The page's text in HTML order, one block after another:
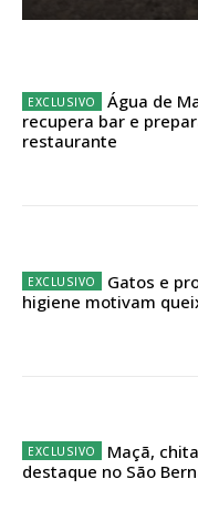
Escolha
Edição em
casa
Acesso ao
Acesso aos
Água de
recupera bar e
restaurante
Gatos e
higiene motivam
Maçã,
destaque no São